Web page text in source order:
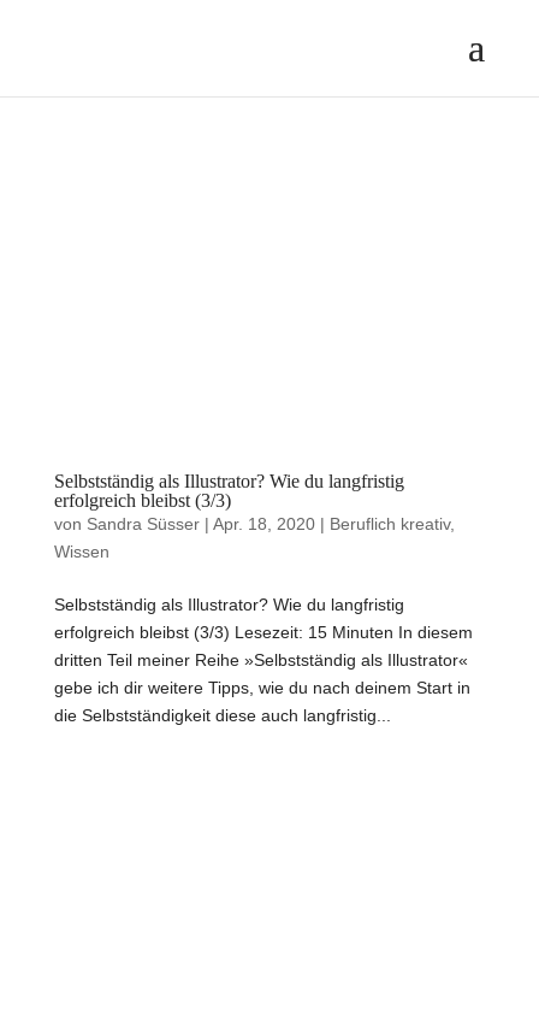
Selbstständig als Illustrator? Wie du langfristig
erfolgreich bleibst (3/3)
von Sandra Süsser| Apr. 18, 2020| Beruflich kreativ,
Wissen
Selbstständig als Illustrator? Wie du langfristig
erfolgreich bleibst (3/3) Lesezeit: 15 Minuten In diesem
dritten Teil meiner Reihe »Selbstständig als Illustrator«
gebe ich dir weitere Tipps, wie du nach deinem Start in
die Selbstständigkeit diese auch langfristig...